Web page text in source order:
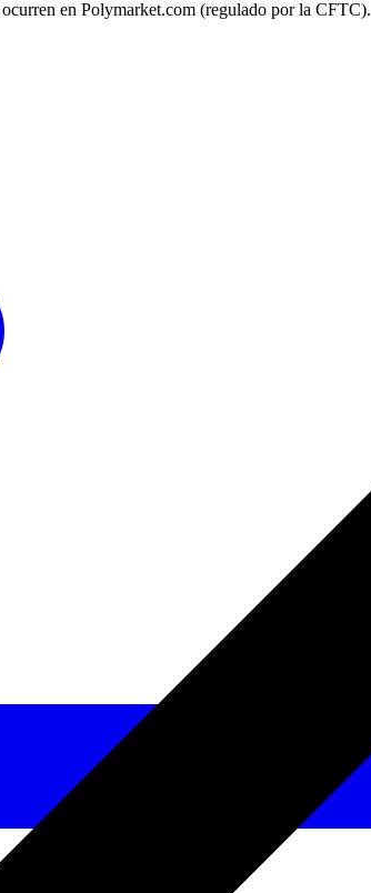
en Polymarket.com (regulado por la CFTC).